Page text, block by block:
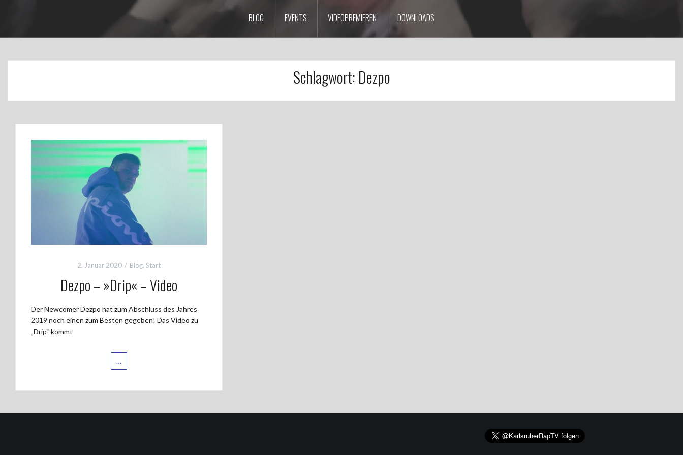
BLOG EVENTS VIDEOPREMIEREN DOWNLOADS
Schlagwort: Dezpo
2. Januar 2020 Blog, Start
Dezpo – »Drip« – Video
Der Newcomer Dezpo hat zum Abschluss des Jahres
2019 noch einen zum Besten gegeben! Das Video zu
„Drip“ kommt
…